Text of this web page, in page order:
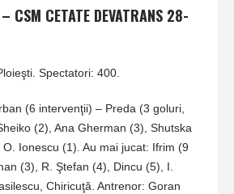
CSM CETATE DEVATRANS 28-
Spectatori: 400.
(6 intervenţii) – Preda (3 goluri,
(2), Ana Gherman (3), Shutska
Ionescu (1). Au mai jucat: Ifrim (9
(3), R. Ştefan (4), Dincu (5), I.
Chiricuţă. Antrenor: Goran